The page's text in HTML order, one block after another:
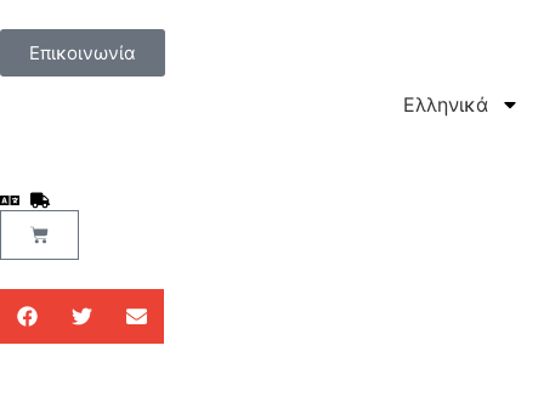
Επικοινωνία
Ελληνικά